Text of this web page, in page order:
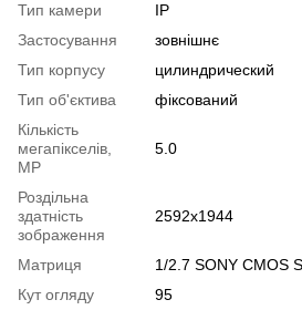
Тип камери
IP
Застосування
зовнішнє
Тип корпусу
цилиндрический
Тип об'єктива
фіксований
Кількість
мегапікселів,
MP
5.0
Роздільна
здатність
зображення
2592x1944
Матриця
1/2.7 SONY CMOS
Кут огляду
95